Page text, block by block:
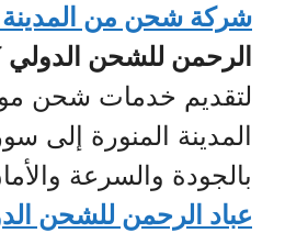
شركة شحن من المدينة
الرحمن للشحن الدولي
لتقديم خدمات شحن
المدينة المنورة إلى
بالجودة والسرعة
عباد الرحمن للشحن